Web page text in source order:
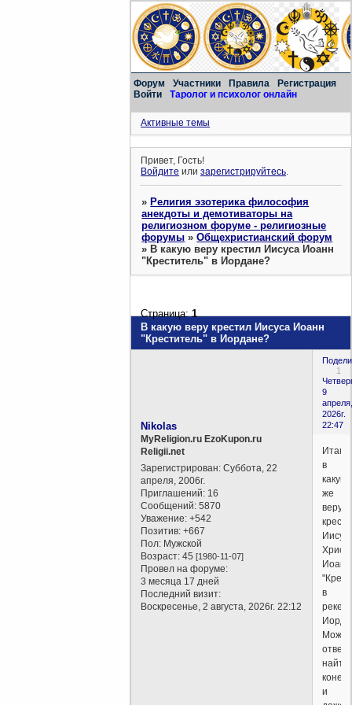
Форум Участники Правила
Регистрация
Войти
Таролог и психолог онлайн
Активные темы
Привет, Гость!
Войдите илизарегистрируйтесь.
»Религия эзотерика философия
анекдоты и демотиваторы на
религиозном форуме - религиозные
форумы »Общехристианский форум
»В какую веру крестил Иисуса Иоанн
"Креститель" в Иордане?
В какую веру крестил Иисуса Иоанн
"Креститель" в Иордане?
Страница:1
1
9
апреля,
2026г.
22:47
Nikolas
MyReligion.ru EzoKupon.ru
Religii.net
Зарегистрирован: Суббота, 22
апреля, 2006г.
Приглашений: 16
Сообщений: 5870
Уважение: +542
Позитив: +667
Пол: Мужской
Возраст: 45[1980-11-07]
Провел на форуме:
3 месяца 17 дней
Последний визит:
Воскресенье, 2 августа, 2026г. 22:12
Итак,
в
какую
же
веру
Иоанн
в
реке
Можно
ответ
найти,
и